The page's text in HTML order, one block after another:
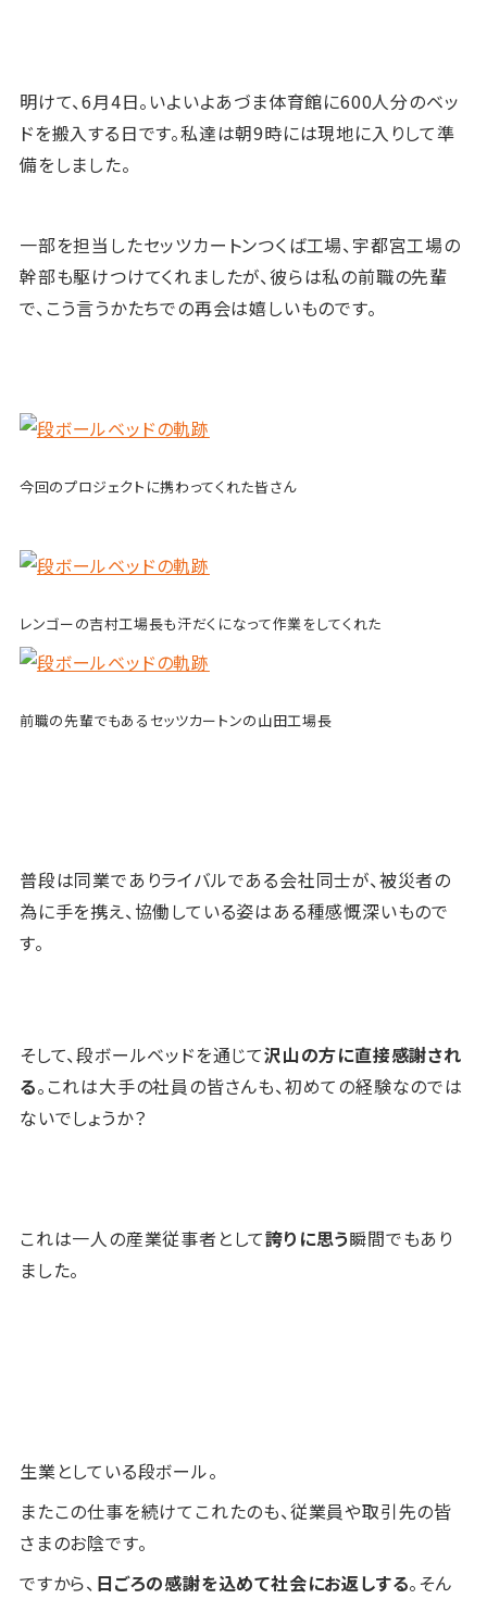
明けて、6月4日。いよいよあづま体育館に600人分のベッ
ドを搬入する日です。私達は朝9時には現地に入りして準
備をしました。
一部を担当したセッツカートンつくば工場、宇都宮工場の
幹部も駆けつけてくれましたが、彼らは私の前職の先輩
で、こう言うかたちでの再会は嬉しいものです。
今回のプロジェクトに携わってくれた皆さん
レンゴーの吉村工場長も汗だくになって作業をしてくれた
前職の先輩でもあるセッツカートンの山田工場長
普段は同業でありライバルである会社同士が、被災者の
為に手を携え、協働している姿はある種感慨深いもので
す。
そして、段ボールベッドを通じて沢山の方に直接感謝され
る。これは大手の社員の皆さんも、初めての経験なのでは
ないでしょうか？
これは一人の産業従事者として誇りに思う瞬間でもあり
ました。
生業としている段ボール。
またこの仕事を続けてこれたのも、従業員や取引先の皆
さまのお陰です。
ですから、 日ごろの感謝を込めて社会にお返しする。そん